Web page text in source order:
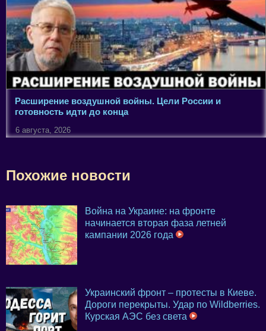
Расширение воздушной войны. Цели России и
готовность идти до конца
6 августа, 2026
Похожие новости
Война на Украине: на фронте
начинается вторая фаза летней
кампании 2026 года
Украинский фронт – протесты в Киеве.
Дороги перекрыты. Удар по Wildberries.
Курская АЭС без света